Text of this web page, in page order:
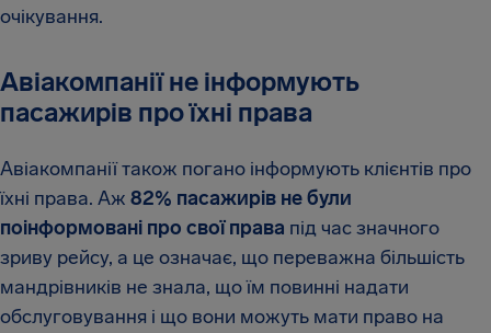
очікування.
Авіакомпанії не інформують
пасажирів про їхні права
Авіакомпанії також погано інформують клієнтів про
їхні права. Аж 82% пасажирів не були
поінформовані про свої права під час значного
зриву рейсу, а це означає, що переважна більшість
мандрівників не знала, що їм повинні надати
обслуговування і що вони можуть мати право на